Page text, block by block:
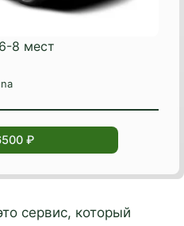
8 мест
₽
сервис, который